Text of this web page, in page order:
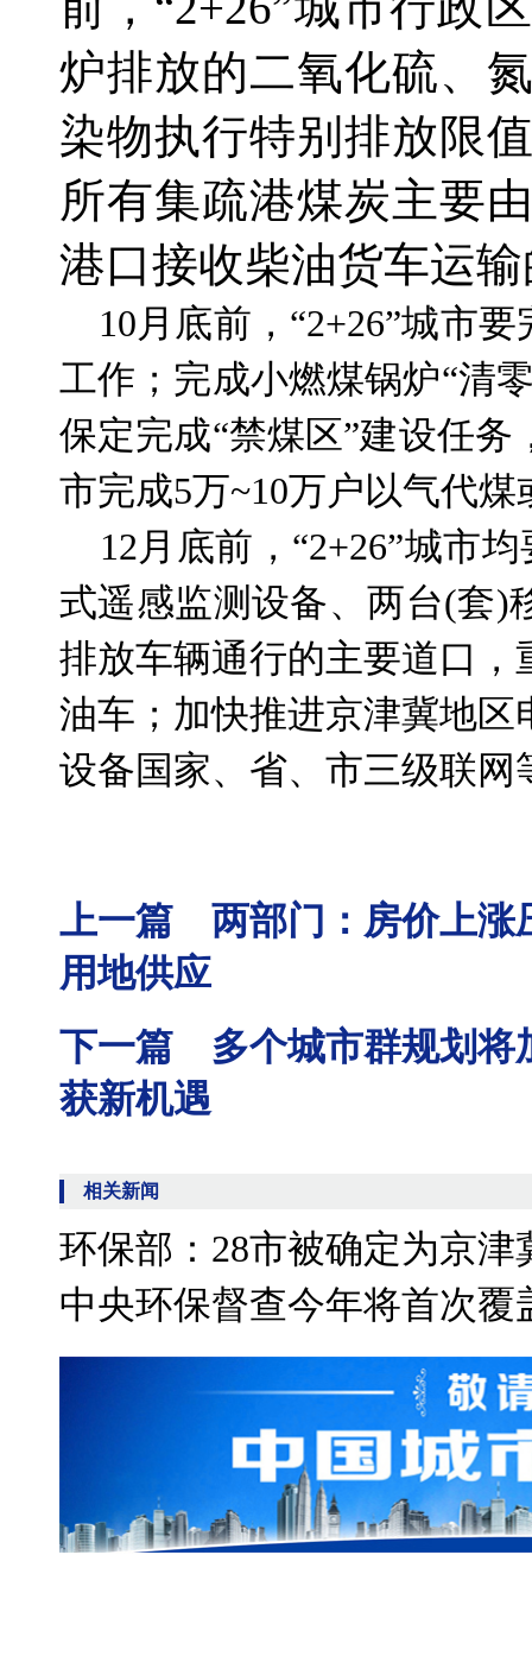
炉排放的二氧化硫、
染物执行特别排放限
所有集疏港煤炭主要
港口接收柴油货车运
10月底前，“2+26”城市要
工作；完成小燃煤锅炉“清
保定完成“禁煤区”建设任
市完成5万~10万户以气代
12月底前，“2+26”城市
式遥感监测设备、两台(套)
排放车辆通行的主要道口
油车；加快推进京津冀地
设备国家、省、市三级联网
上一篇 两部门：房价上涨
用地供应
下一篇 多个城市群规划将
获新机遇
相关新闻
环保部：28市被确定为京
中央环保督查今年将首次覆